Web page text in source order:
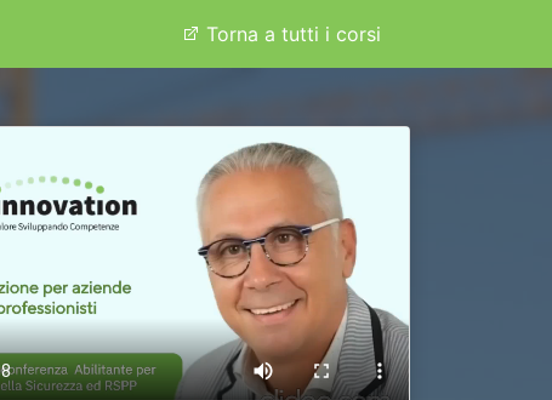
Torna a tutti i corsi